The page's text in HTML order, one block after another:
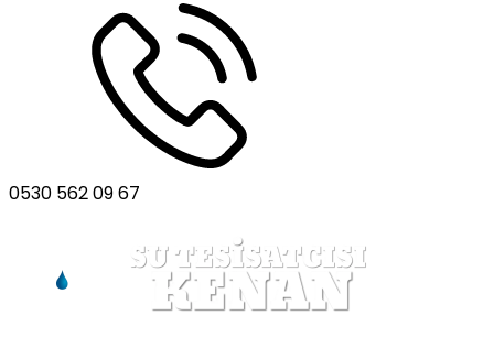
0530 562 09 67